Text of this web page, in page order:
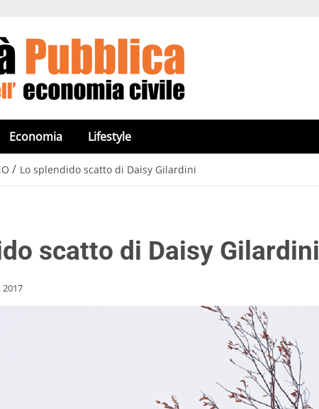
Economia Lifestyle
/ Lo splendido scatto di Daisy Gilardini
scatto di Daisy Gilardini
2017